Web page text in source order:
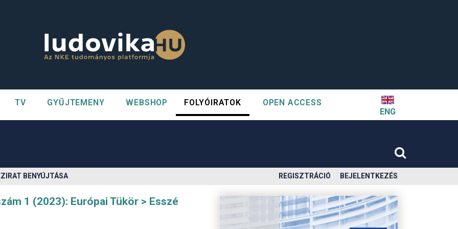
TV GYŰJTEMENY WEBSHOP FOLYÓIRATOK
OPEN ACCESS
ENG
BENYÚJTÁSA REGISZTRÁCIÓ BEJELENTKEZÉS
1 (2023): Európai Tükör Esszé